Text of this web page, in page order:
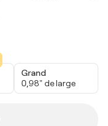
Grand
0,98" de large